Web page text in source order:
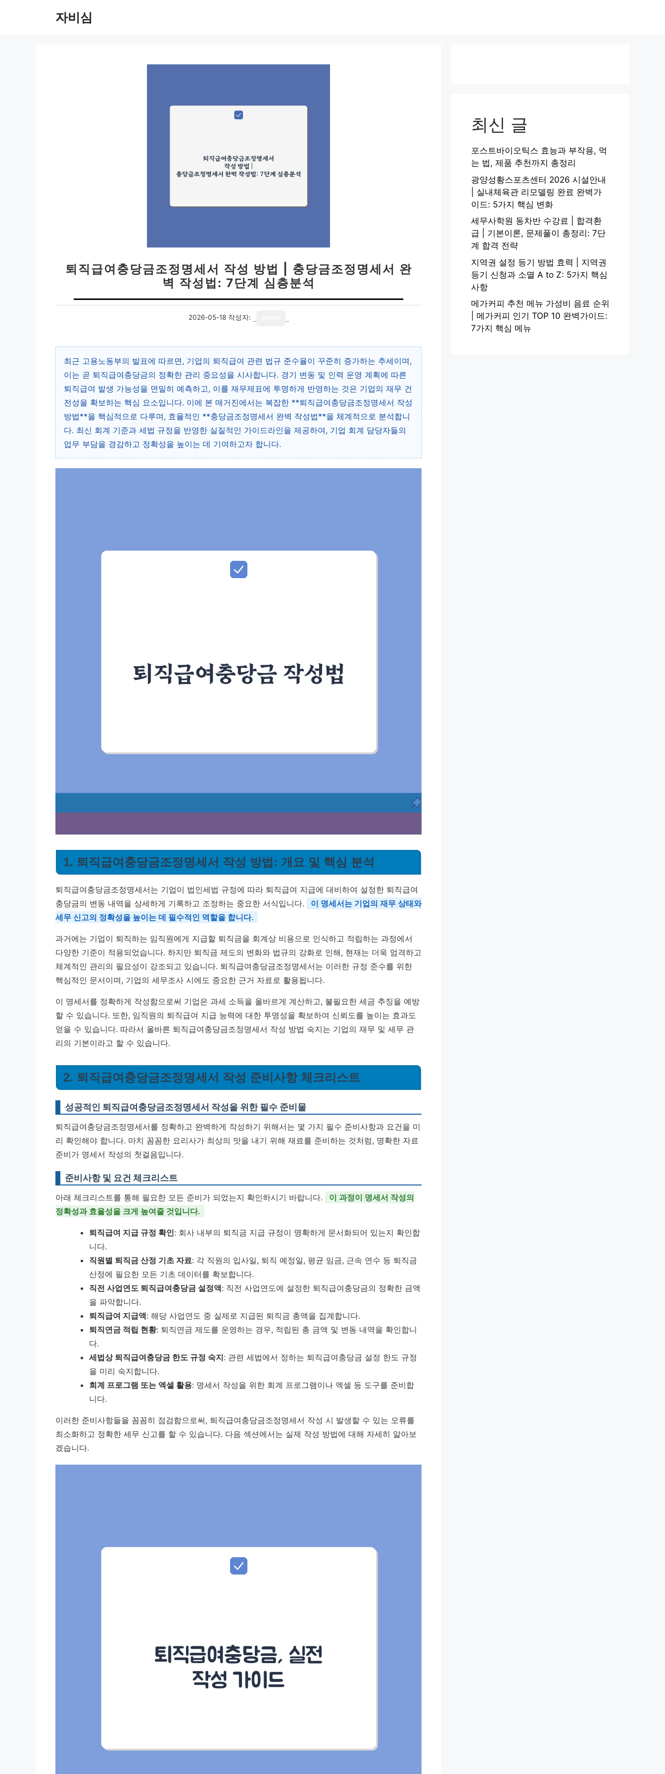
자비심
퇴직급여충당금조정명세서 작성 방법 | 충당금조정명세서 완
벽 작성법: 7단계 심층분석
2026-05-18 작성자:
최근 고용노동부의 발표에 따르면, 기업의 퇴직급여 관련 법규 준수율이 꾸준히 증가하는 추세이며,
이는 곧 퇴직급여충당금의 정확한 관리 중요성을 시사합니다. 경기 변동 및 인력 운영 계획에 따른
퇴직급여 발생 가능성을 면밀히 예측하고, 이를 재무제표에 투명하게 반영하는 것은 기업의 재무 건
전성을 확보하는 핵심 요소입니다. 이에 본 매거진에서는 복잡한 **퇴직급여충당금조정명세서 작성
방법**을 핵심적으로 다루며, 효율적인 **충당금조정명세서 완벽 작성법**을 체계적으로 분석합니
다. 최신 회계 기준과 세법 규정을 반영한 실질적인 가이드라인을 제공하여, 기업 회계 담당자들의
업무 부담을 경감하고 정확성을 높이는 데 기여하고자 합니다.
1. 퇴직급여충당금조정명세서 작성 방법: 개요 및 핵심 분석
퇴직급여충당금조정명세서는 기업이 법인세법 규정에 따라 퇴직급여 지급에 대비하여 설정한 퇴직급여
충당금의 변동 내역을 상세하게 기록하고 조정하는 중요한 서식입니다.
이 명세서는 기업의 재무 상태와
세무 신고의 정확성을 높이는 데 필수적인 역할을 합니다.
과거에는 기업이 퇴직하는 임직원에게 지급할 퇴직금을 회계상 비용으로 인식하고 적립하는 과정에서
다양한 기준이 적용되었습니다. 하지만 퇴직금 제도의 변화와 법규의 강화로 인해, 현재는 더욱 엄격하고
체계적인 관리의 필요성이 강조되고 있습니다. 퇴직급여충당금조정명세서는 이러한 규정 준수를 위한
핵심적인 문서이며, 기업의 세무조사 시에도 중요한 근거 자료로 활용됩니다.
이 명세서를 정확하게 작성함으로써 기업은 과세 소득을 올바르게 계산하고, 불필요한 세금 추징을 예방
할 수 있습니다. 또한, 임직원의 퇴직급여 지급 능력에 대한 투명성을 확보하여 신뢰도를 높이는 효과도
얻을 수 있습니다. 따라서 올바른 퇴직급여충당금조정명세서 작성 방법 숙지는 기업의 재무 및 세무 관
리의 기본이라고 할 수 있습니다.
2. 퇴직급여충당금조정명세서 작성 준비사항 체크리스트
성공적인 퇴직급여충당금조정명세서 작성을 위한 필수 준비물
퇴직급여충당금조정명세서를 정확하고 완벽하게 작성하기 위해서는 몇 가지 필수 준비사항과 요건을 미
리 확인해야 합니다. 마치 꼼꼼한 요리사가 최상의 맛을 내기 위해 재료를 준비하는 것처럼, 명확한 자료
준비가 명세서 작성의 첫걸음입니다.
준비사항 및 요건 체크리스트
아래 체크리스트를 통해 필요한 모든 준비가 되었는지 확인하시기 바랍니다.
이 과정이 명세서 작성의
정확성과 효율성을 크게 높여줄 것입니다.
퇴직급여 지급 규정 확인: 회사 내부의 퇴직금 지급 규정이 명확하게 문서화되어 있는지 확인합
니다.
직원별 퇴직금 산정 기초 자료: 각 직원의 입사일, 퇴직 예정일, 평균 임금, 근속 연수 등 퇴직금
산정에 필요한 모든 기초 데이터를 확보합니다.
직전 사업연도 퇴직급여충당금 설정액: 직전 사업연도에 설정한 퇴직급여충당금의 정확한 금액
을 파악합니다.
퇴직급여 지급액: 해당 사업연도 중 실제로 지급된 퇴직금 총액을 집계합니다.
퇴직연금 적립 현황: 퇴직연금 제도를 운영하는 경우, 적립된 총 금액 및 변동 내역을 확인합니
다.
세법상 퇴직급여충당금 한도 규정 숙지: 관련 세법에서 정하는 퇴직급여충당금 설정 한도 규정
을 미리 숙지합니다.
회계 프로그램 또는 엑셀 활용: 명세서 작성을 위한 회계 프로그램이나 엑셀 등 도구를 준비합
니다.
이러한 준비사항들을 꼼꼼히 점검함으로써, 퇴직급여충당금조정명세서 작성 시 발생할 수 있는 오류를
최소화하고 정확한 세무 신고를 할 수 있습니다. 다음 섹션에서는 실제 작성 방법에 대해 자세히 알아보
겠습니다.
최신 글
포스트바이오틱스 효능과 부작용, 먹
는 법, 제품 추천까지 총정리
광양성황스포츠센터 2026 시설안내
| 실내체육관 리모델링 완료 완벽가
이드: 5가지 핵심 변화
세무사학원 동차반 수강료 | 합격환
급 | 기본이론, 문제풀이 총정리: 7단
계 합격 전략
지역권 설정 등기 방법 효력 | 지역권
등기 신청과 소멸 A to Z: 5가지 핵심
사항
메가커피 추천 메뉴 가성비 음료 순위
| 메가커피 인기 TOP 10 완벽가이드:
7가지 핵심 메뉴